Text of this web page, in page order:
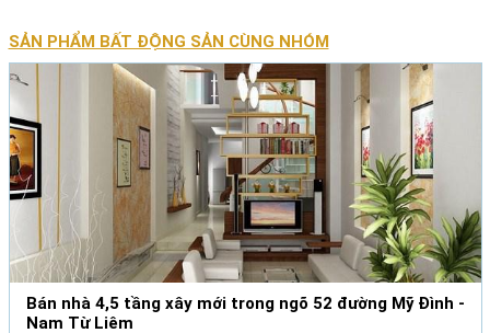
SẢN PHẨM BẤT ĐỘNG SẢN CÙNG NHÓM
Bán nhà 4,5 tầng xây mới trong ngõ 52 đường Mỹ Đình -
Nam Từ Liêm